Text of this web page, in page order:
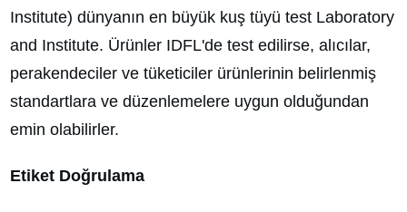
Institute) dünyanın en büyük kuş tüyü test Laboratory
and Institute. Ürünler IDFL'de test edilirse, alıcılar,
perakendeciler ve tüketiciler ürünlerinin belirlenmiş
standartlara ve düzenlemelere uygun olduğundan
emin olabilirler.
Etiket Doğrulama